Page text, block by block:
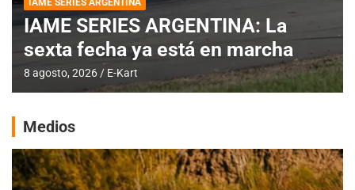
IAME SERIES ARGENTINA
IAME SERIES ARGENTINA: La
sexta fecha ya está en marcha
8 agosto, 2026 E-Kart
Medios